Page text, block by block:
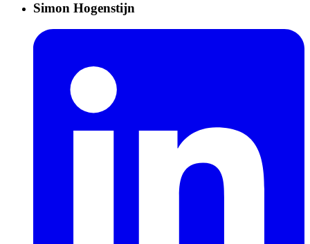
Simon Hogenstijn